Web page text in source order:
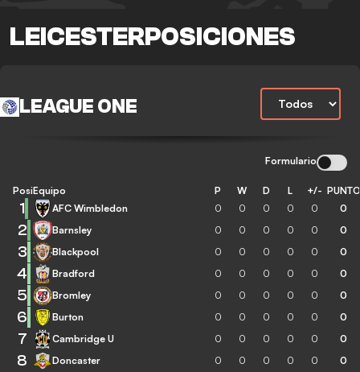
LEICESTERPOSICIONES
LEAGUE ONE
Formulario
Posición
Equipo P W D L +/-
1 AFC Wimbledon 0 0 0 0 0 0
2 Barnsley 0 0 0 0 0 0
3 Blackpool 0 0 0 0 0 0
4 Bradford 0 0 0 0 0 0
5 Bromley 0 0 0 0 0 0
6 Burton 0 0 0 0 0 0
7 Cambridge U 0 0 0 0 0 0
8 Doncaster 0 0 0 0 0 0